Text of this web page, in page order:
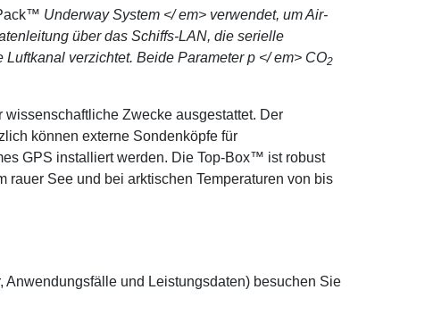
Underway System </ em> verwendet, um Air-
über das Schiffs-LAN, die serielle
verzichtet. Beide Parameterp </ em> CO2
Zwecke ausgestattet. Der
können externe Sondenköpfe für
GPS installiert werden. Die Top-Box™ ist robust
See und bei arktischen Temperaturen von bis
Anwendungsfälle und Leistungsdaten) besuchen Sie